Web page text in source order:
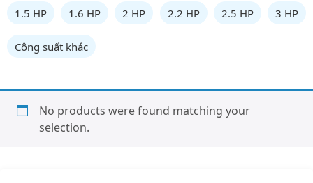
1.5 HP 1.6 HP 2 HP 2.2 HP 2.5 HP 3 HP
Công suất khác
No products were found matching your
selection.